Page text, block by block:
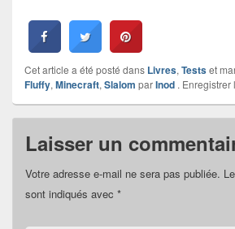
Cet article a été posté dans Livres, Testset
Fluffy, Minecraft, Slalom parInod . Enregistrer
Laisser un
Votre adresse e-mail ne sera pas publiée.
sont indiqués avec *